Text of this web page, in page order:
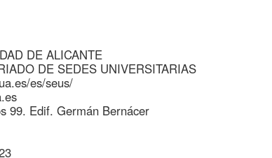
DE ALICANTE
DE SEDES UNIVERSITARIAS
es/seus/
99. Edif. Germán Bernácer